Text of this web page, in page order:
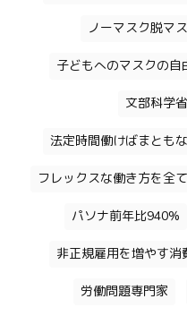
ノーマスク脱マ
子どもへのマスクの自
文部科学省
法定時間働けばまとも
フレックスな働き方を全
パソナ前年比940%
非正規雇用を増やす消
労働問題専門家